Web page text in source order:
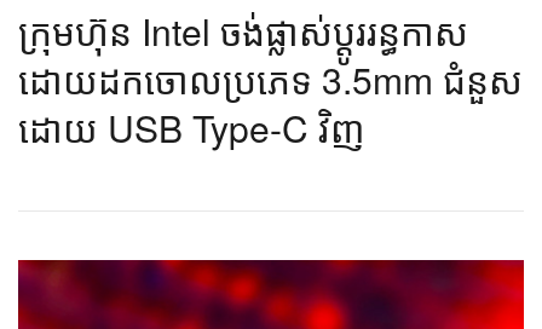
ក្រុមហ៊ុន Intel ចង់​ផ្លាស់ប្ដូរ​រន្ធ​កាស
ដោយ​ដក​ចោល​ប្រភេទ 3.5mm ជំនួស​
ដោយ USB Type-C វិញ​